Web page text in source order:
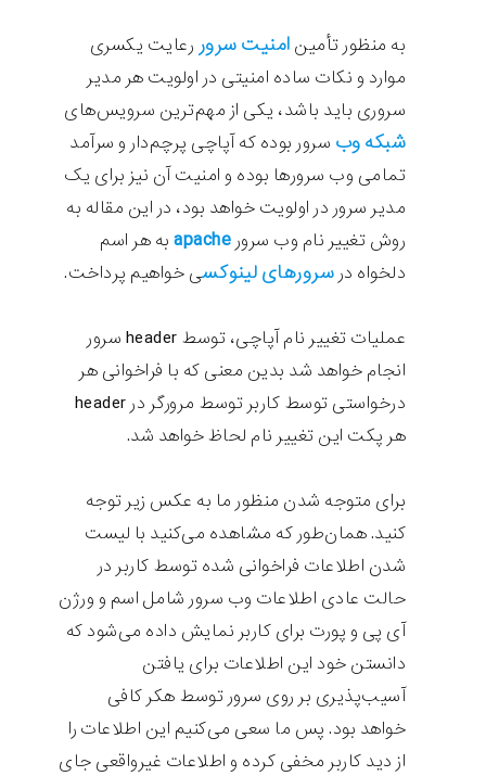
به منظور تأمین امنیت سرور رعایت یکسری
موارد و نکات ساده امنیتی در اولویت هر مدیر
سروری باید باشد، یکی از مهم‌ترین سرویس‌های
شبکه وب سرور بوده که آپاچی پرچم‌دار و سرآمد
تمامی وب سرورها بوده و امنیت آن نیز برای یک
مدیر سرور در اولویت خواهد بود، در این مقاله به
روش تغییر نام وب سرور apache به هر اسم
دلخواه در سرورهای لینوکسی خواهیم پرداخت.
عملیات تغییر نام آپاچی، توسط header سرور
انجام خواهد شد بدین معنی که با فراخوانی هر
درخواستی توسط کاربر توسط مرورگر در header
هر پکت این تغییر نام لحاظ خواهد شد.
برای متوجه شدن منظور ما به عکس زیر توجه
کنید. همان‌طور که مشاهده می‌کنید با لیست
شدن اطلاعات فراخوانی شده توسط کاربر در
حالت عادی اطلاعات وب سرور شامل اسم و ورژن
آی پی و پورت برای کاربر نمایش داده می‌شود که
دانستن خود این اطلاعات برای یافتن
آسیب‌پذیری بر روی سرور توسط هکر کافی
خواهد بود. پس ما سعی می‌کنیم این اطلاعات را
از دید کاربر مخفی کرده و اطلاعات غیرواقعی جای